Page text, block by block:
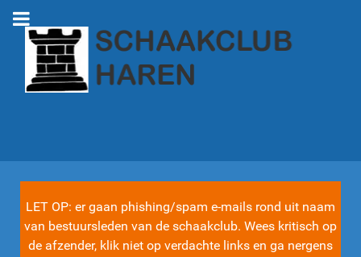
LET OP: er gaan phishing/spam e-mails rond uit naam
van bestuursleden van de schaakclub. Wees kritisch op
de afzender, klik niet op verdachte links en ga nergens